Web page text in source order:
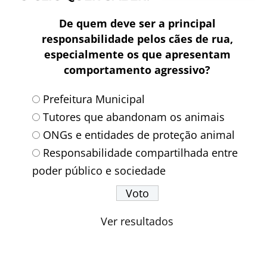
De quem deve ser a principal
responsabilidade pelos cães de rua,
especialmente os que apresentam
comportamento agressivo?
Prefeitura Municipal
Tutores que abandonam os animais
ONGs e entidades de proteção animal
Responsabilidade compartilhada entre
poder público e sociedade
Ver resultados